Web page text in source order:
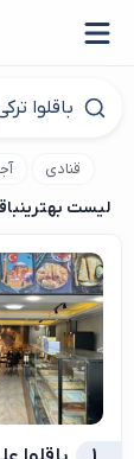
قنادی
لیست بهترین